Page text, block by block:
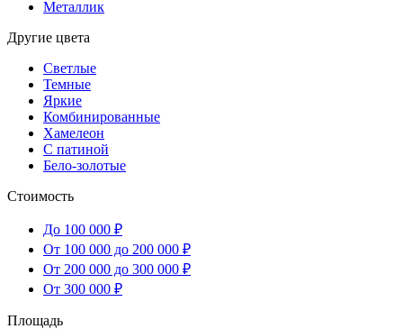
Металлик
Другие цвета
Светлые
Темные
Яркие
Комбинированные
Хамелеон
С патиной
Бело-золотые
Стоимость
До 100 000 ₽
От 100 000 до 200 000 ₽
От 200 000 до 300 000 ₽
От 300 000 ₽
Площадь